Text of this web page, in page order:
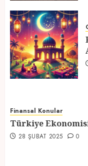
5
Finansal Konular
Türkiye
28 ŞUBAT 2025 0